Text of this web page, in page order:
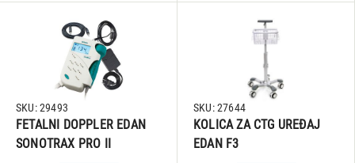
FETALNI DOPPLER EDAN
SONOTRAX PRO II
SKU: 29493
KOLICA ZA CTG UREĐAJ
EDAN F3
SKU: 27644